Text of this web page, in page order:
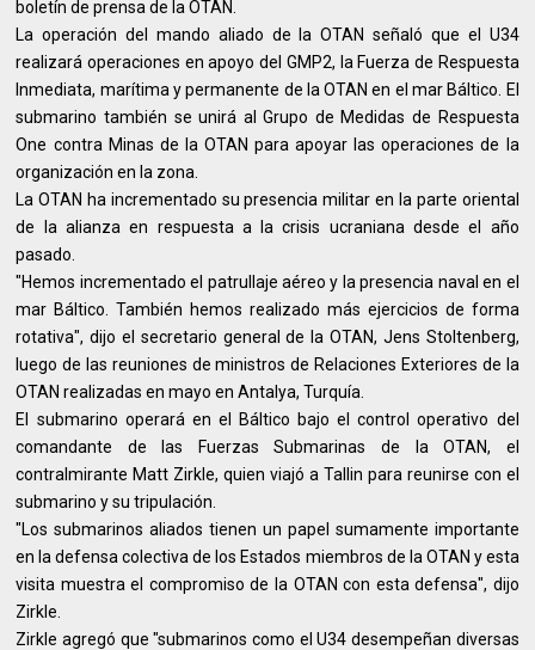
boletín de prensa de la OTAN.
La operación del mando aliado de la OTAN señaló que el U34
realizará operaciones en apoyo del GMP2, la Fuerza de Respuesta
Inmediata, marítima y permanente de la OTAN en el mar Báltico. El
submarino también se unirá al Grupo de Medidas de Respuesta
One contra Minas de la OTAN para apoyar las operaciones de la
organización en la zona.
La OTAN ha incrementado su presencia militar en la parte oriental
de la alianza en respuesta a la crisis ucraniana desde el año
pasado.
"Hemos incrementado el patrullaje aéreo y la presencia naval en el
mar Báltico. También hemos realizado más ejercicios de forma
rotativa", dijo el secretario general de la OTAN, Jens Stoltenberg,
luego de las reuniones de ministros de Relaciones Exteriores de la
OTAN realizadas en mayo en Antalya, Turquía.
El submarino operará en el Báltico bajo el control operativo del
comandante de las Fuerzas Submarinas de la OTAN, el
contralmirante Matt Zirkle, quien viajó a Tallin para reunirse con el
submarino y su tripulación.
"Los submarinos aliados tienen un papel sumamente importante
en la defensa colectiva de los Estados miembros de la OTAN y esta
visita muestra el compromiso de la OTAN con esta defensa", dijo
Zirkle.
Zirkle agregó que "submarinos como el U34 desempeñan diversas